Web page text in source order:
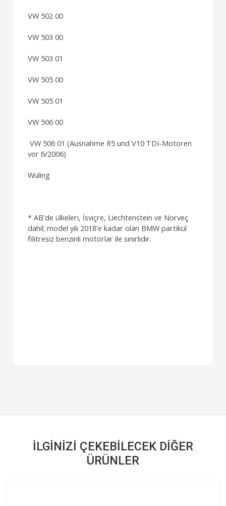
VW 502 00
VW 503 00
VW 503 01
VW 505 00
VW 505 01
VW 506 00
VW 506 01 (Ausnahme R5 und V10 TDI-Motoren
vor 6/2006)
Wuling
* AB'de ülkeleri, İsviçre, Liechtenstein ve Norveç
dahil; model yılı 2018'e kadar olan BMW partikül
filitresiz benzinli motorlar ile sınırlıdır.
İLGINIZI ÇEKEBILECEK DIĞER
ÜRÜNLER